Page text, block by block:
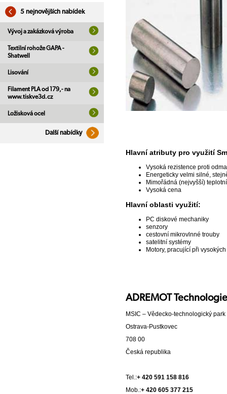
5 nejnovějších nabídek
Vývoj a zakázková výroba
Textilní rohože GAPA -
Shatwell
Lisování
Filament PLA od 179,- na
www.tiskve3d.cz
Ložisková ocel
Další nabídky
Hlavní atributy pro využití
Vysoká rezistence proti
Energeticky velmi silné,
Mimořádná (nejvyšší)
Vysoká cena
Hlavní oblasti využití:
PC diskové mechaniky
senzory
cestovní mikrovlnné trouby
satelitní systémy
Motory, pracující při
ADREMOT
MSIC – Vědecko-technologický
Ostrava-Pustkovec
708 00
Česká republika
Tel.:+ 420 591 158 816
Mob.:+ 420 605 377 215